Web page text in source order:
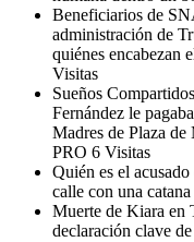
Beneficiarios de
administración de
quiénes encabezan
Visitas
Sueños
Fernández le
Madres de Plaza
PRO 6 Visitas
Quién es el
calle con una
Muerte de Kiara en
declaración clave